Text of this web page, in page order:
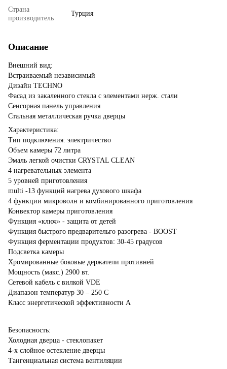
Страна
производитель
Турция
Описание
Внешний вид:
Встраиваемый независимый
Дизайн TECHNO
Фасад из закаленного стекла с элементами нерж. стали
Сенсорная панель управления
Стальная металлическая ручка дверцы
Характериcтика:
Тип подключения: электричество
Объем камеры 72 литра
Эмаль легкой очистки CRYSTAL CLEAN
4 нагревательных элемента
5 уровней приготовления
multi -13 функций нагрева духового шкафа
4 функции микроволн и комбинированного приготовления
Конвектор камеры приготовления
Функция «ключ» - защита от детей
Функция быстрого предварительго разогрева - BOOST
Функция ферментации продуктов: 30-45 градусов
Подсветка камеры
Хромированные боковые держатели противней
Мощность (макс.) 2900 вт.
Сетевой кабель с вилкой VDE
Диапазон температур 30 – 250 С
Класс энергетической эффективности А
Безопасность:
Холодная дверца - стеклопакет
4-х слойное остекление дверцы
Тангенциальная система вентиляции